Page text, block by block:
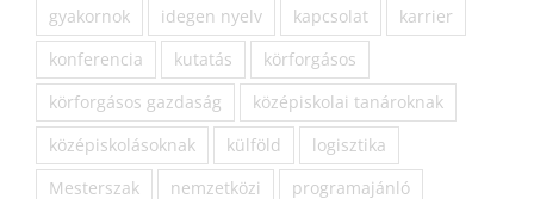
gyakornok
idegen nyelv kapcsolat
karrier
konferencia
kutatás
körforgásos
körforgásos gazdaság
középiskolai tanároknak
középiskolásoknak
külföld
logisztika
Mesterszak
nemzetközi
programajánló